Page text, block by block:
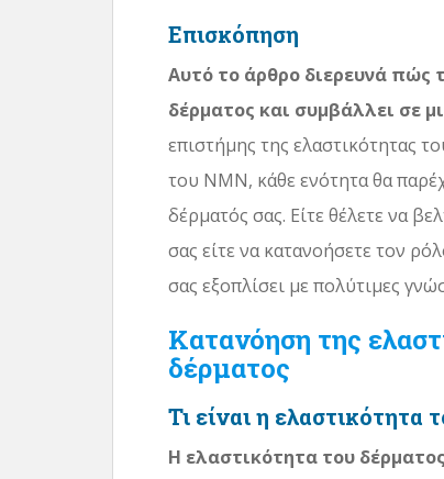
Επισκόπηση
Αυτό το άρθρο διερευνά πώς
δέρματος και συμβάλλει σε
επιστήμης της ελαστικότητας
του NMN, κάθε ενότητα θα
δέρματός σας. Είτε θέλετε να
σας είτε να κατανοήσετε τον
σας εξοπλίσει με πολύτιμες
Κατανόηση της
δέρματος
Τι είναι η ελαστικότητα
Η ελαστικότητα του